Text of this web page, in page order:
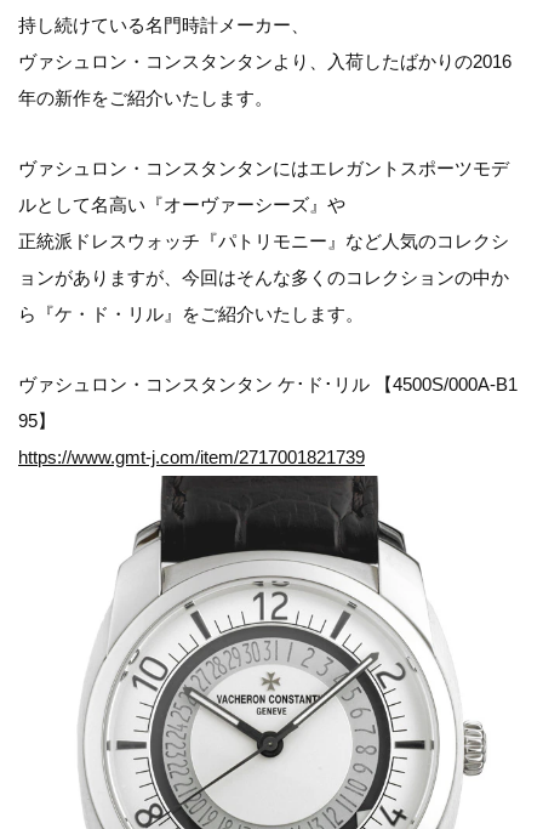
持し続けている名門時計メーカー、
ヴァシュロン・コンスタンタンより、入荷したばかりの2016
年の新作をご紹介いたします。
ヴァシュロン・コンスタンタンにはエレガントスポーツモデ
ルとして名高い『オーヴァーシーズ』や
正統派ドレスウォッチ『パトリモニー』など人気のコレクシ
ョンがありますが、今回はそんな多くのコレクションの中か
ら『ケ・ド・リル』をご紹介いたします。
ヴァシュロン・コンスタンタン ケ･ド･リル 【4500S/000A-B1
95】
https://www.gmt-j.com/item/2717001821739